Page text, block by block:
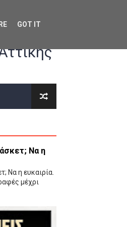
ΕΓΓΡΑΦΩΝ-ΜΕΤΑΓΡΑΦΩΝ ΤΗΣ
Να η
Να η ευκαιρία.
μέχρι
GOT IT